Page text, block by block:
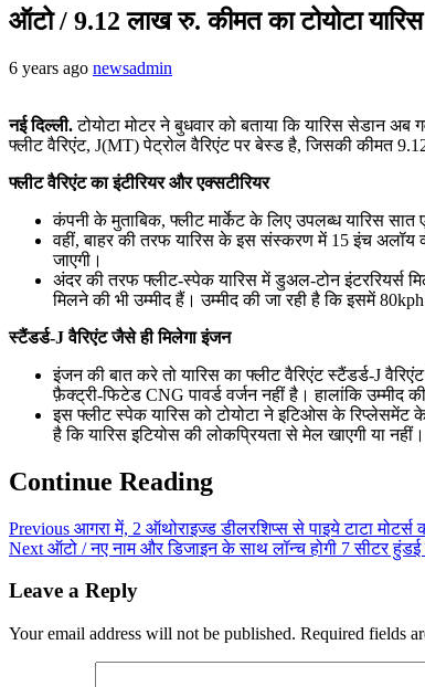
ऑटो / 9.12 लाख रु. कीमत का टोयोटा
6 years ago newsadmin
नई दिल्ली.टोयोटा मोटर ने बुधवार को बताया कि यारिस सेडान
फ्लीट वैरिएंट, J(MT) पेट्रोल वैरिएंट पर बेस्ड है, जिसकी कीमत
फ्लीट वैरिएंट का इंटीरियर और एक्सटीरियर
कंपनी के मुताबिक, फ्लीट मार्केट के लिए उपलब्ध यारिस
वहीं, बाहर की तरफ यारिस के इस संस्करण में 15 इंच अलॉय
जाएगी।
अंदर की तरफ फ्लीट-स्पेक यारिस में डुअल-टोन इंटररियर्स
मिलने की भी उम्मीद हैं। उम्मीद की जा रही है कि इसमें
स्टैंडर्ड-J वैरिएंट जैसे ही मिलेगा इंजन
इंजन की बात करे तो यारिस का फ्लीट वैरिएंट स्टैंडर्ड-J
फ़ैक्ट्री-फिटेड CNG पावर्ड वर्जन नहीं है। हालांकि उम्मीद
इस फ्लीट स्पेक यारिस को टोयोटा ने इटिओस के रिप्लेसमेंट
है कि यारिस इटियोस की लोकप्रियता से मेल खाएगी या नहीं।
Continue Reading
Previous आगरा में, 2 ऑथोराइज्ड डीलरशिप्‍स से पाइये टाटा
Next ऑटो / नए नाम और डिजाइन के साथ लॉन्च होगी 7 सीटर
Leave a Reply
Your email address will not be published. Required fields